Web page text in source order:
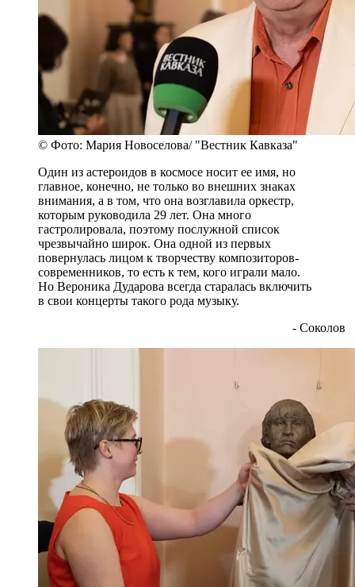
© Фото: Мария Новоселова/ "Вестник Кавказа"
Один из астероидов в космосе носит ее имя, но
главное, конечно, не только во внешних знаках
внимания, а в том, что она возглавила оркестр,
которым руководила 29 лет. Она много
гастролировала, поэтому послужной список
чрезвычайно широк. Она одной из первых
повернулась лицом к творчеству композиторов-
современников, то есть к тем, кого играли мало.
Но Вероника Дударова всегда старалась включить
в свои концерты такого рода музыку.
- Соколов